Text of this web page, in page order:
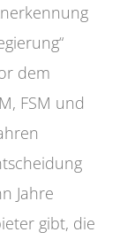
dem
FSM und
Jahre
gibt, die